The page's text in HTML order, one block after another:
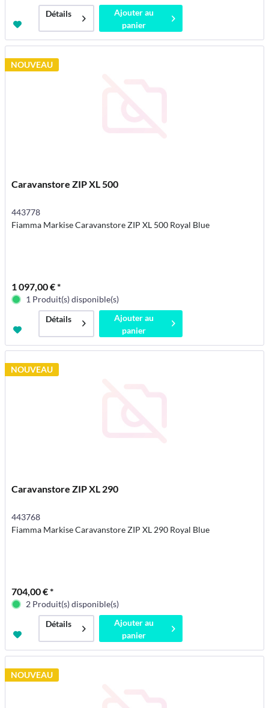
Détails
Ajouter au
panier
NOUVEAU
Caravanstore ZIP XL 500
443778
Fiamma Markise Caravanstore ZIP XL 500 Royal Blue
1 097,00 € *
1 Produit(s) disponible(s)
Détails
Ajouter au
panier
NOUVEAU
Caravanstore ZIP XL 290
443768
Fiamma Markise Caravanstore ZIP XL 290 Royal Blue
704,00 € *
2 Produit(s) disponible(s)
Détails
Ajouter au
panier
NOUVEAU